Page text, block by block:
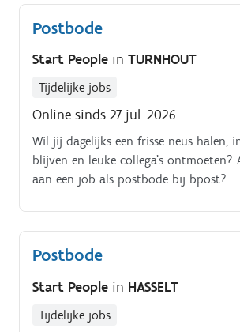
Postbode
Start People in TURNHOUT
Tijdelijke jobs
Online sinds 27 jul. 2026
Wil jij dagelijks een frisse neus halen,
blijven en leuke collega’s ontmoeten?
aan een job als postbode bij bpost?
Postbode
Start People in HASSELT
Tijdelijke jobs